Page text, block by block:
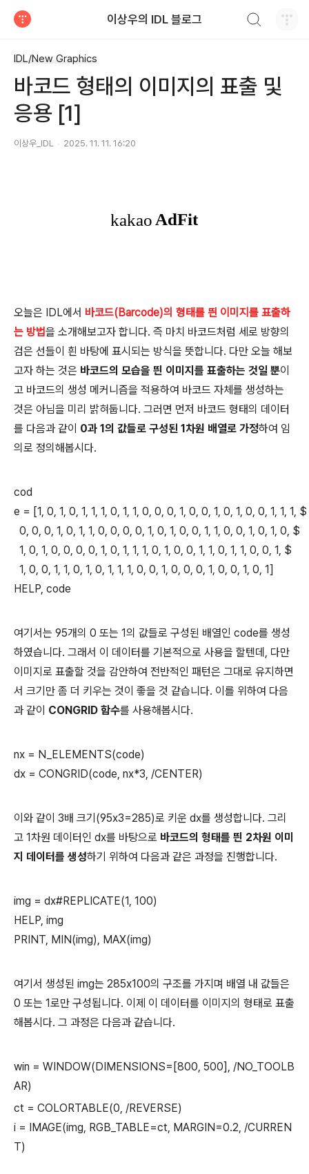
이상우의 IDL 블로그
IDL/New Graphics
바코드 형태의 이미지의 표출 및
응용 [1]
이상우_IDL 2025. 11. 11. 16:20
오늘은 IDL에서 바코드(Barcode)의 형태를 띈 이미지를 표출하
는 방법을 소개해보고자 합니다. 즉 마치 바코드처럼 세로 방향의
검은 선들이 흰 바탕에 표시되는 방식을 뜻합니다. 다만 오늘 해보
고자 하는 것은 바코드의 모습을 띈 이미지를 표출하는 것일 뿐이
고 바코드의 생성 메커니즘을 적용하여 바코드 자체를 생성하는
것은 아님을 미리 밝혀둡니다. 그러면 먼저 바코드 형태의 데이터
를 다음과 같이 0과 1의 값들로 구성된 1차원 배열로 가정하여 임
의로 정의해봅시다.
cod
e = [1, 0, 1, 0, 1, 1, 1, 0, 1, 1, 0, 0, 0, 1, 0, 0, 1, 0, 1, 0, 0, 1, 1, 1, $
0, 0, 0, 1, 0, 1, 1, 0, 0, 0, 0, 1, 0, 1, 0, 0, 1, 1, 0, 0, 1, 0, 1, 0, $
1, 0, 1, 0, 0, 0, 0, 1, 0, 1, 1, 1, 0, 1, 0, 0, 1, 1, 0, 1, 1, 0, 0, 1, $
1, 0, 0, 1, 1, 0, 1, 0, 1, 1, 1, 0, 0, 1, 0, 0, 0, 1, 0, 0, 1, 0, 1]
HELP, code
여기서는 95개의 0 또는 1의 값들로 구성된 배열인 code를 생성
하였습니다. 그래서 이 데이터를 기본적으로 사용을 할텐데, 다만
이미지로 표출할 것을 감안하여 전반적인 패턴은 그대로 유지하면
서 크기만 좀 더 키우는 것이 좋을 것 같습니다. 이를 위하여 다음
과 같이 CONGRID 함수를 사용해봅시다.
nx = N_ELEMENTS(code)
dx = CONGRID(code, nx*3, /CENTER)
이와 같이 3배 크기(95x3=285)로 키운 dx를 생성합니다. 그리
고 1차원 데이터인 dx를 바탕으로 바코드의 형태를 띈 2차원 이미
지 데이터를 생성하기 위하여 다음과 같은 과정을 진행합니다.
img = dx#REPLICATE(1, 100)
HELP, img
PRINT, MIN(img), MAX(img)
여기서 생성된 img는 285x100의 구조를 가지며 배열 내 값들은
0 또는 1로만 구성됩니다. 이제 이 데이터를 이미지의 형태로 표출
해봅시다. 그 과정은 다음과 같습니다.
win = WINDOW(DIMENSIONS=[800, 500], /NO_TOOLB
AR)
ct = COLORTABLE(0, /REVERSE)
i = IMAGE(img, RGB_TABLE=ct, MARGIN=0.2, /CURREN
T)